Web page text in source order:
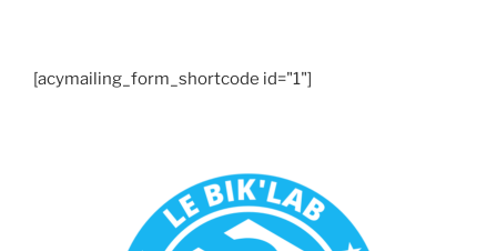
[acymailing_form_shortcode id="1"]